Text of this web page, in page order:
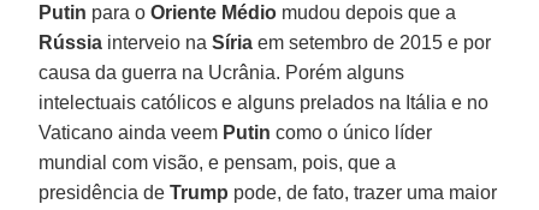
Putin para oOriente Médio mudou depois que a
Rússia interveio naSíria em setembro de 2015 e por
causa da guerra na Ucrânia. Porém alguns
intelectuais católicos e alguns prelados na Itália e no
Vaticano ainda veem Putin como o único líder
mundial com visão, e pensam, pois, que a
presidência deTrump pode, de fato, trazer uma maior